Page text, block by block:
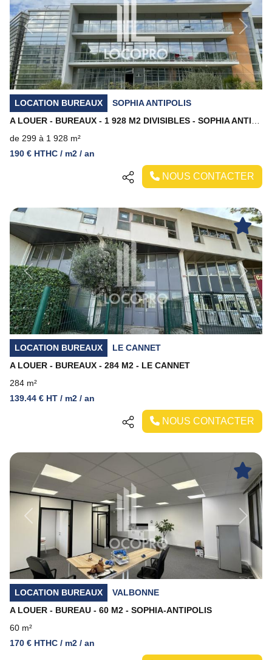
Previous Next
LOCATION BUREAUX
SOPHIA ANTIPOLIS
de 299 à 1 928 m²
190 € HTHC / m2 / an
NOUS CONTACTER
Previous Next
LOCATION BUREAUX
LE CANNET
A LOUER - BUREAUX - 284 M2 - LE CANNET
284 m²
139.44 € HT / m2 / an
NOUS CONTACTER
Previous Next
LOCATION BUREAUX
VALBONNE
A LOUER - BUREAU - 60 M2 - SOPHIA-ANTIPOLIS
60 m²
170 € HTHC / m2 / an